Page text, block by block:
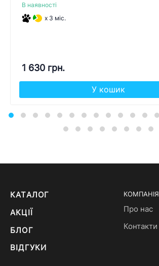
В наявності
x 3 міс.
1 630 грн.
У кошик
КАТАЛОГ
АКЦІЇ
БЛОГ
ВІДГУКИ
КОМПАНІЯ
Про нас
Контакти